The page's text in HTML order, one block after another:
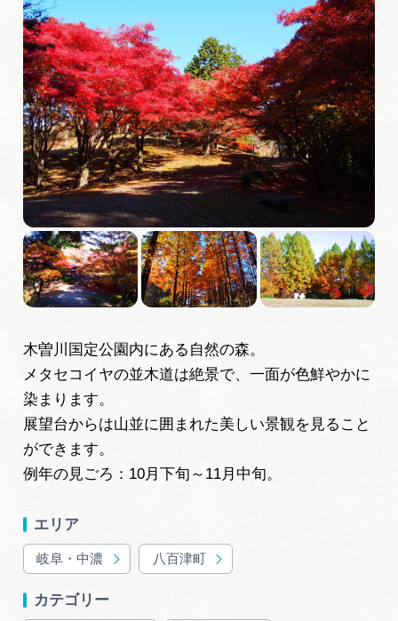
インフォメーション
ぎふ旅レポーター記事
早わかり岐阜
買い物・お土産
体験予約サイト「ＶＩＳＩＴ岐阜県」
岐阜県アウトドア観光キャンペーン
岐阜県まるごと観光エリアガイド
旅行会社・観光事業者の皆様へ
フォトライブラリー
木曽川国定公園内にある自然の森。
メタセコイヤの並木道は絶景で、一面が色鮮やかに
染まります。
展望台からは山並に囲まれた美しい景観を見ること
ができます。
例年の見ごろ：10月下旬～11月中旬。
エリア
岐阜・中濃 八百津町
カテゴリー